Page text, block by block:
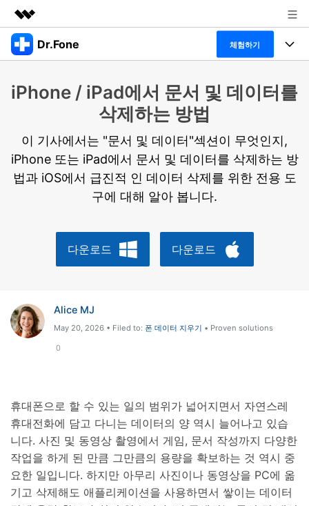
주요 제품
유틸리티
뉴스룸
플랜 및 가격
Dr.Fone 체험하기
Dr.Fone Basic
데스크탑
모바일
탐색 및 발견
닥터폰 하이라이트 살펴보기
리소스
공식 설치 파일 및 최신 버전 업데이트를 제공
합니다.
리소스 허브
사용 가이드
고객 지원
iOS26 다운그레이드
검색하기
iPhone / iPad에서 문서 및 데이터를
삭제하는 방법
이 기사에서는 "문서 및 데이터"섹션이 무엇인지,
iPhone 또는 iPad에서 문서 및 데이터를 삭제하는 방
법과 iOS에서 급진적 인 데이터 삭제를 위한 전용 도
구에 대해 알아 봅니다.
다운로드 다운로드
Alice MJ
May 20, 2026 • Filed to: 폰 데이터 지우기 • Proven solutions
0
휴대폰으로 할 수 있는 일의 범위가 넓어지면서 자연스레
휴대전화에 담고 다니는 데이터의 양 역시 늘어나고 있습
니다. 사진 및 동영상 촬영에서 게임, 문서 작성까지 다양한
작업을 하게 된 만큼 그만큼의 용량을 확보하는 것 역시 중
요한 일입니다. 하지만 아무리 사진이나 동영상을 PC에 옮
기고 삭제해도 애플리케이션을 사용하면서 쌓이는 데이터